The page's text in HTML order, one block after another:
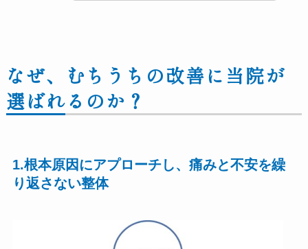
なぜ、むちうちの改善に当院が
選ばれるのか ？
1.根本原因にアプローチし、痛みと不安を繰
り返さない整体